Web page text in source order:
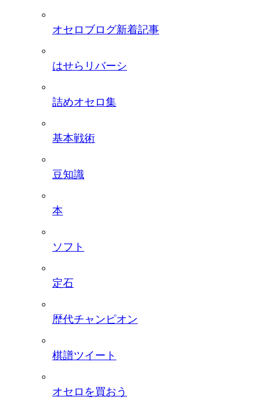
オセロブログ新着記事
はせらリバーシ
詰めオセロ集
基本戦術
豆知識
本
ソフト
定石
歴代チャンピオン
棋譜ツイート
オセロを買おう